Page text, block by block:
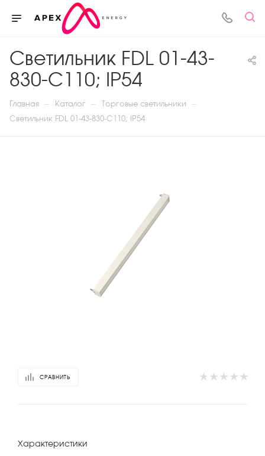
Светильник FDL 01-43-
830-C110; IP54
Главная — Каталог — Торговые светильники —
Светильник FDL 01-43-830-C110; IP54
СРАВНИТЬ
Характеристики